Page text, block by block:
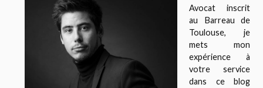
Avocat inscrit
au Barreau de
Toulouse, je
mets mon
expérience à
votre service
dans ce blog